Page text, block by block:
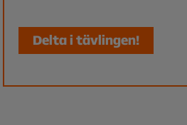
Delta i tävlingen!